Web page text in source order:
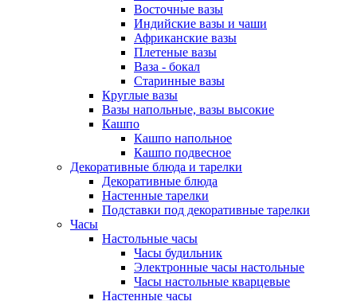
Восточные вазы
Индийские вазы и чаши
Африканские вазы
Плетеные вазы
Ваза - бокал
Старинные вазы
Круглые вазы
Вазы напольные, вазы высокие
Кашпо
Кашпо напольное
Кашпо подвесное
Декоративные блюда и тарелки
Декоративные блюда
Настенные тарелки
Подставки под декоративные тарелки
Часы
Настольные часы
Часы будильник
Электронные часы настольные
Часы настольные кварцевые
Настенные часы